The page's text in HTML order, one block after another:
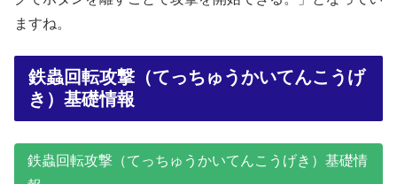
ますね。
鉄蟲回転攻撃（てっちゅうかいてんこうげ
き）基礎情報
鉄蟲回転攻撃（てっちゅうかいてんこうげき）基礎情